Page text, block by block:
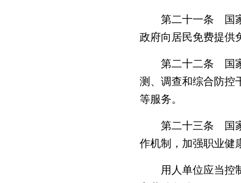
第二十一条 国家
政府向居民免费提供
第二十二条 国家
测、调查和综合防控
等服务。
第二十三条 国家
作机制，加强职业健
用人单位应当控制